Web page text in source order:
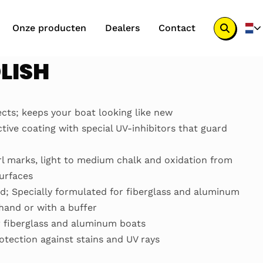
Onze producten Dealers Contact
Zoek
knop
keeps your boat looking like new
coating with special UV-inhibitors that guard
marks, light to medium chalk and oxidation from
Specially formulated for fiberglass and aluminum
or with a buffer
and aluminum boats
against stains and UV rays